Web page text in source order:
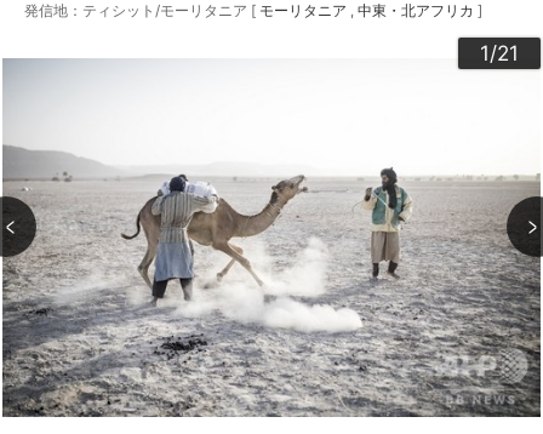
発信地：ティシット/モーリタニア [ モーリタニア 中東・北アフリカ ]
1/21
2/21
3/21
4/21
5/21
6/21
7/21
8/21
9/21
10/21
11/21
12/21
13/21
14/21
15/21
16/21
17/21
18/21
19/21
20/21
21/21